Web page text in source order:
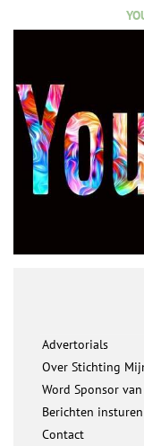
Advertorials
Over Stichting
Word Sponsor
Berichten insturen
Contact